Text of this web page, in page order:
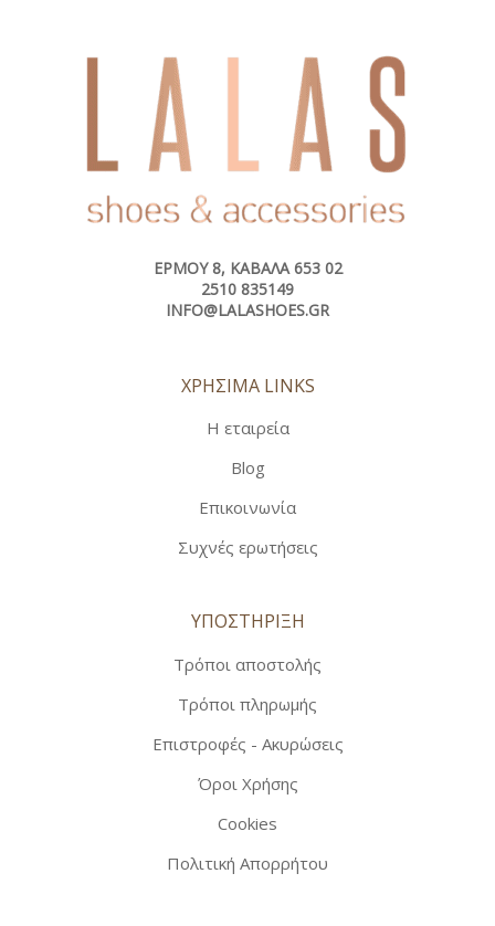
ΕΡΜΟΎ 8, ΚΑΒΆΛΑ 653 02
2510 835149
INFO@LALASHOES.GR
ΧΡΗΣΙΜΑ LINKS
Η εταιρεία
Blog
Επικοινωνία
Συχνές ερωτήσεις
ΥΠΟΣΤΗΡΙΞΗ
Τρόποι αποστολής
Τρόποι πληρωμής
Επιστροφές - Ακυρώσεις
Όροι Χρήσης
Cookies
Πολιτική Απορρήτου